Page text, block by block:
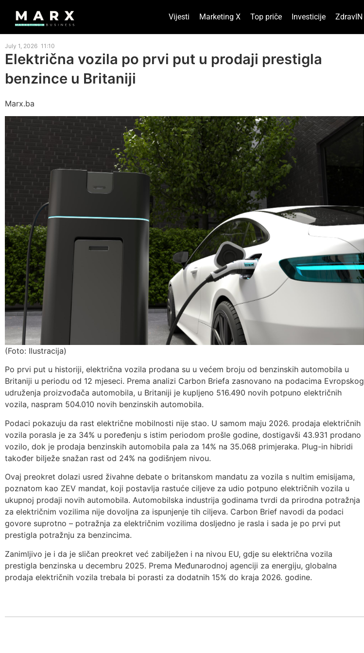
Vijesti Marketing X Top priče Investicije ZdravIN
July 1, 2026 11:10
Električna vozila po prvi put u prodaji prestigla
benzince u Britaniji
Marx.ba
(Foto: Ilustracija)
Po prvi put u historiji, električna vozila prodana su u većem broju od benzinskih automobila u
Britaniji u periodu od 12 mjeseci. Prema analizi Carbon Briefa zasnovano na podacima Evropskog
udruženja proizvođača automobila, u Britaniji je kupljeno 516.490 novih potpuno električnih
vozila, naspram 504.010 novih benzinskih automobila.
Podaci pokazuju da rast električne mobilnosti nije stao. U samom maju 2026. prodaja električnih
vozila porasla je za 34% u poređenju s istim periodom prošle godine, dostigavši 43.931 prodano
vozilo, dok je prodaja benzinskih automobila pala za 14% na 35.068 primjeraka. Plug-in hibridi
također bilježe snažan rast od 24% na godišnjem nivou.
Ovaj preokret dolazi usred živahne debate o britanskom mandatu za vozila s nultim emisijama,
poznatom kao ZEV mandat, koji postavlja rastuće ciljeve za udio potpuno električnih vozila u
ukupnoj prodaji novih automobila. Automobilska industrija godinama tvrdi da prirodna potražnja
za električnim vozilima nije dovoljna za ispunjenje tih ciljeva. Carbon Brief navodi da podaci
govore suprotno – potražnja za električnim vozilima dosljedno je rasla i sada je po prvi put
prestigla potražnju za benzincima.
Zanimljivo je i da je sličan preokret već zabilježen i na nivou EU, gdje su električna vozila
prestigla benzinska u decembru 2025. Prema Međunarodnoj agenciji za energiju, globalna
prodaja električnih vozila trebala bi porasti za dodatnih 15% do kraja 2026. godine.